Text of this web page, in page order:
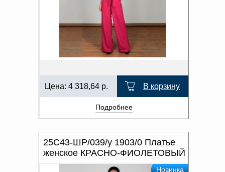
Цена: 4 318,64 р. В корзину
Подробнее
25С43-ШР/039/у 1903/0 Платье
женское КРАСНО-ФИОЛЕТОВЫЙ
Новинка